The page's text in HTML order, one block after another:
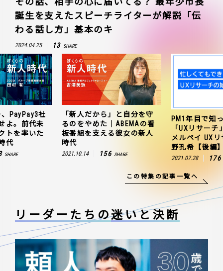
誕生を支えたスピーチライターが解説「伝
わる話し方」基本のキ
2024.04.25 13 SHARE
PayPay3社
よ。前代未
トを率いた
代
SHARE
「新人だから」と自分を守
るのをやめた｜ABEMAの看
板番組を支える彼女の新人
時代
2021.10.14 156 SHARE
PM1年目で知
「UXリサー
メルペイ UX
野孔希【後編
2021.07.28 176
この特集の記事一覧へ
リーダーたちの迷いと決断